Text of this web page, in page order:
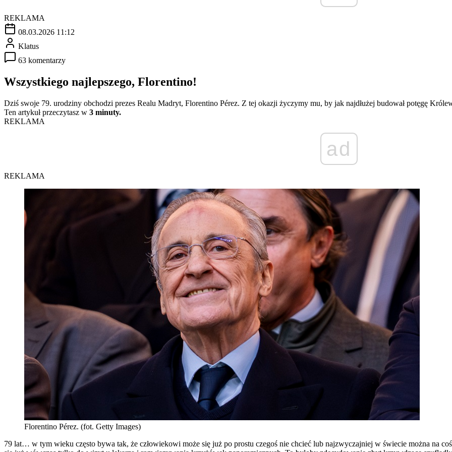
REKLAMA
08.03.2026 11:12
Klatus
63 komentarzy
Wszystkiego najlepszego, Florentino!
Dziś swoje 79. urodziny obchodzi prezes Realu Madryt, Florentino Pérez. Z tej okazji życzymy mu, by jak najdłużej budował potęgę
Ten artykuł przeczytasz w 3 minuty.
REKLAMA
ad
REKLAMA
Florentino Pérez. (fot. Getty Images)
79 lat… w tym wieku często bywa tak, że człowiekowi może się już po prostu czegoś nie chcieć lub najzwyczajniej w świecie można na